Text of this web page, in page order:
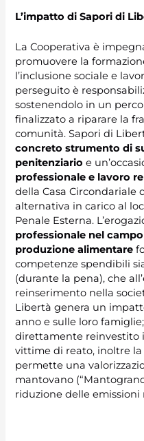
L’impatto di Sapori di
La Cooperativa è
promuovere la
l’inclusione sociale e
perseguito è
sostenendolo in un
finalizzato a riparare la
comunità. Sapori di
concreto strumento di
penitenziarioe
professionale e lavoro
della Casa Circondariale
alternativa in carico al
Penale Esterna.
professionale nel
produzione alimentare
competenze spendibili
(durante la pena), che
reinserimento nella
Libertà genera un
anno e sulle loro
direttamente reinvestito
vittime di reato, inoltre
permette una
mantovano
riduzione delle emissioni